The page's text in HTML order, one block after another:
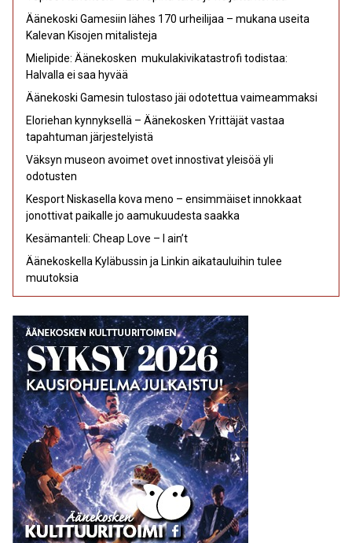
Äänekoski Gamesiin lähes 170 urheilijaa – mukana useita
Kalevan Kisojen mitalisteja
Mielipide: Äänekosken mukulakivikatastrofi todistaa:
Halvalla ei saa hyvää
Äänekoski Gamesin tulostaso jäi odotettua vaimeammaksi
Eloriehan kynnyksellä – Äänekosken Yrittäjät vastaa
tapahtuman järjestelyistä
Väksyn museon avoimet ovet innostivat yleisöä yli
odotusten
Kesport Niskasella kova meno – ensimmäiset innokkaat
jonottivat paikalle jo aamukuudesta saakka
Kesämanteli: Cheap Love – I ain’t
Äänekoskella Kyläbussin ja Linkin aikatauluihin tulee
muutoksia